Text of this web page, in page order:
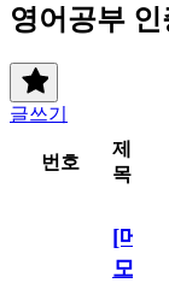
영어공부
글쓰기
번호
제
목
[메
모